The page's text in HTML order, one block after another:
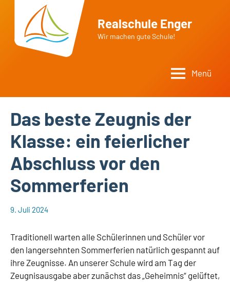
springen
Realschule Enger
Wir machen gute Schule!
Menü
Das beste Zeugnis der
Klasse: ein feierlicher
Abschluss vor den
Sommerferien
9. Juli 2024
web148
Traditionell warten alle Schülerinnen und Schüler vor
den langersehnten Sommerferien natürlich gespannt auf
ihre Zeugnisse. An unserer Schule wird am Tag der
Zeugnisausgabe aber zunächst das „Geheimnis“ gelüftet,